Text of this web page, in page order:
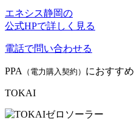
エネシス静岡の
公式HPで詳しく見る
電話で問い合わせる
PPA （電力購入契約） におすすめ
TOKAI